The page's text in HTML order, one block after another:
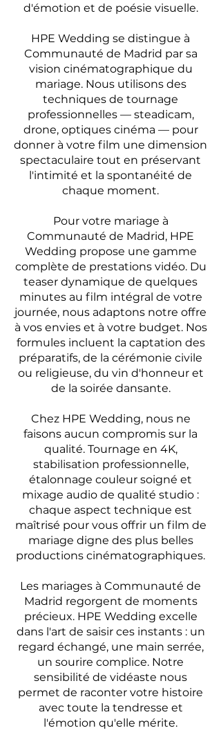
d'émotion et de poésie visuelle.
HPE Wedding se distingue à
Communauté de Madrid par sa
vision cinématographique du
mariage. Nous utilisons des
techniques de tournage
professionnelles — steadicam,
drone, optiques cinéma — pour
donner à votre film une dimension
spectaculaire tout en préservant
l'intimité et la spontanéité de
chaque moment.
Pour votre mariage à
Communauté de Madrid, HPE
Wedding propose une gamme
complète de prestations vidéo. Du
teaser dynamique de quelques
minutes au film intégral de votre
journée, nous adaptons notre offre
à vos envies et à votre budget. Nos
formules incluent la captation des
préparatifs, de la cérémonie civile
ou religieuse, du vin d'honneur et
de la soirée dansante.
Chez HPE Wedding, nous ne
faisons aucun compromis sur la
qualité. Tournage en 4K,
stabilisation professionnelle,
étalonnage couleur soigné et
mixage audio de qualité studio :
chaque aspect technique est
maîtrisé pour vous offrir un film de
mariage digne des plus belles
productions cinématographiques.
Les mariages à Communauté de
Madrid regorgent de moments
précieux. HPE Wedding excelle
dans l'art de saisir ces instants : un
regard échangé, une main serrée,
un sourire complice. Notre
sensibilité de vidéaste nous
permet de raconter votre histoire
avec toute la tendresse et
l'émotion qu'elle mérite.